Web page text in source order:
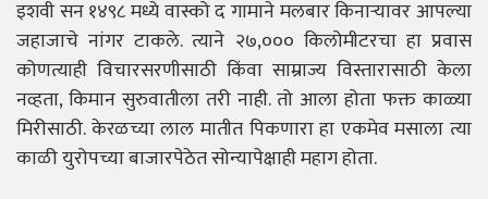
इशवी सन १४९८ मध्ये वास्को द गामाने मलबार किनाऱ्यावर आपल्या
जहाजाचे नांगर टाकले. त्याने २७,००० किलोमीटरचा हा प्रवास
कोणत्याही विचारसरणीसाठी किंवा साम्राज्य विस्तारासाठी केला
नव्हता, किमान सुरुवातीला तरी नाही. तो आला होता फक्त काळ्या
मिरीसाठी. केरळच्या लाल मातीत पिकणारा हा एकमेव मसाला त्या
काळी युरोपच्या बाजारपेठेत सोन्यापेक्षाही महाग होता.